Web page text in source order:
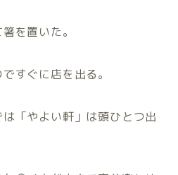
を置いた。
すぐに店を出る。
「やよい軒」は頭ひとつ出